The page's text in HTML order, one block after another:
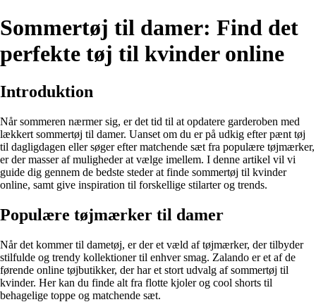
Sommertøj til damer: Find det
perfekte tøj til kvinder online
Introduktion
Når sommeren nærmer sig, er det tid til at opdatere garderoben med
lækkert sommertøj til damer. Uanset om du er på udkig efter pænt tøj
til dagligdagen eller søger efter matchende sæt fra populære tøjmærker,
er der masser af muligheder at vælge imellem. I denne artikel vil vi
guide dig gennem de bedste steder at finde sommertøj til kvinder
online, samt give inspiration til forskellige stilarter og trends.
Populære tøjmærker til damer
Når det kommer til dametøj, er der et væld af tøjmærker, der tilbyder
stilfulde og trendy kollektioner til enhver smag. Zalando er et af de
førende online tøjbutikker, der har et stort udvalg af sommertøj til
kvinder. Her kan du finde alt fra flotte kjoler og cool shorts til
behagelige toppe og matchende sæt.